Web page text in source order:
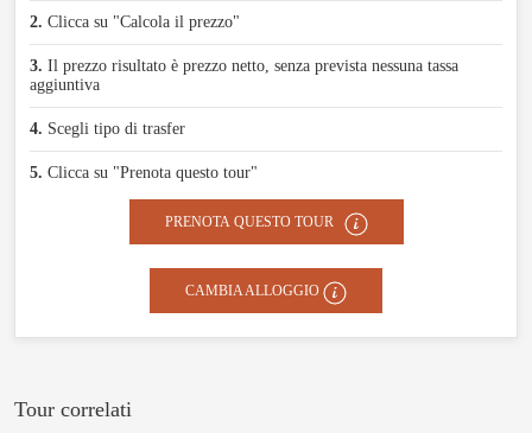
2. Clicca su "Calcola il prezzo"
3. Il prezzo risultato è prezzo netto, senza prevista nessuna tassa
aggiuntiva
4. Scegli tipo di trasfer
5. Clicca su "Prenota questo tour"
PRENOTA QUESTO TOUR
CAMBIA ALLOGGIO
Tour correlati